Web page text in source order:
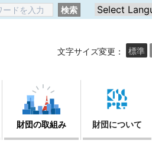
検索
文字サイズ変更： 標準
財団の取組み 財団について